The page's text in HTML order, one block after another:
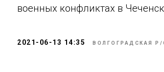
военных конфликтах в
2021-06-13 14:35 ВОЛГОГРАДСКАЯ Р/